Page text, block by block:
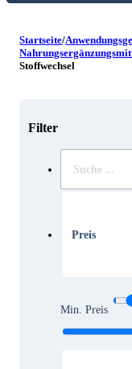
Startseite/
Stoffwechsel
Filter
Suche
Preis
Min. Preis